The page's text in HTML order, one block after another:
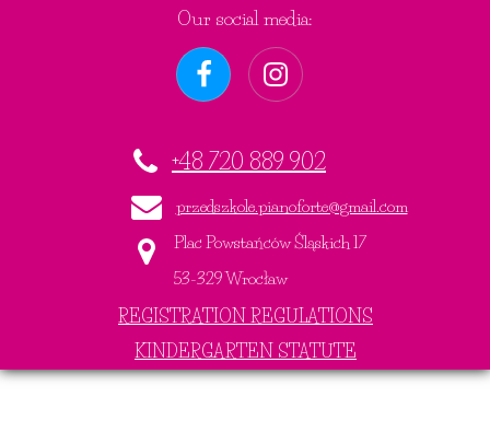
KINDERGARTEN STATUTE
REGISTRATION REGULATIONS
Plac Powstańców Śląskich 17
53-329 Wrocław
przedszkole.pianoforte@gmail.com
+48 720 889 902
Our social media: